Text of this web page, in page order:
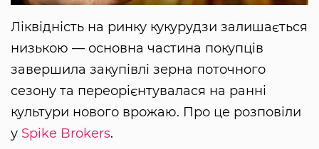
Ліквідність на ринку кукурудзи залишається
низькою — основна частина покупців
завершила закупівлі зерна поточного
сезону та переорієнтувалася на ранні
культури нового врожаю. Про це розповіли
у Spike Brokers.